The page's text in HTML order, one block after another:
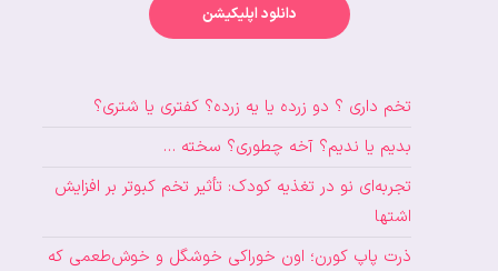
دانلود اپلیکیشن
تخم داری ؟ دو زرده یا یه زرده؟ کفتری یا شتری؟
بدیم یا ندیم؟ آخه چطوری؟ سخته …
تجربه‌ای نو در تغذیه کودک: تأثیر تخم کبوتر بر افزایش
اشتها
ذرت پاپ کورن؛ اون خوراکی خوشگل و خوش‌طعمی که